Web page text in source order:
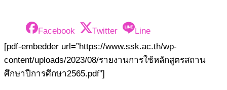
Facebook Twitter
Line
[pdf-embedder url=”https://www.ssk.ac.th/wp-
content/uploads/2023/08/รายงานการใช้หลักสูตรสถาน
ศึกษาปีการศึกษา2565.pdf”]